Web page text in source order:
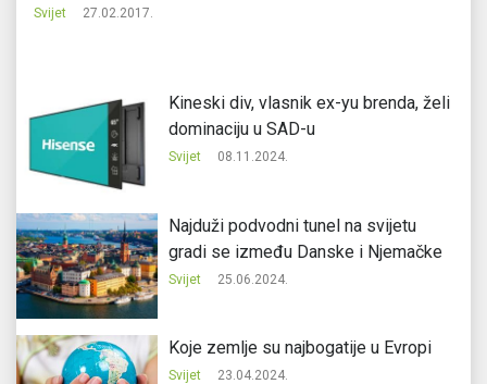
Svijet 27.02.2017.
Kineski div, vlasnik ex-yu brenda, želi
dominaciju u SAD-u
Svijet 08.11.2024.
Najduži podvodni tunel na svijetu
gradi se između Danske i Njemačke
Svijet 25.06.2024.
Koje zemlje su najbogatije u Evropi
Svijet 23.04.2024.